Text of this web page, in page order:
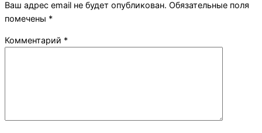
Ваш адрес email не будет опубликован. Обязательные поля
помечены *
Комментарий *